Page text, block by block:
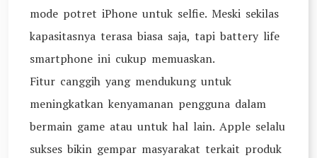
mode potret iPhone untuk selfie. Meski sekilas
kapasitasnya terasa biasa saja, tapi battery life
smartphone ini cukup memuaskan.
Fitur canggih yang mendukung untuk
meningkatkan kenyamanan pengguna dalam
bermain game atau untuk hal lain. Apple selalu
sukses bikin gempar masyarakat terkait produk